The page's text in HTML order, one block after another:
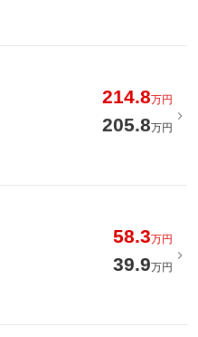
214.8万円
205.8万円
58.3万円
39.9万円